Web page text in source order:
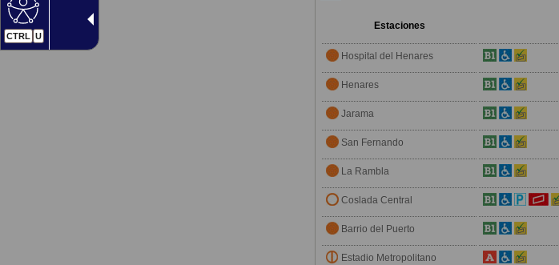
CTRL U
Estaciones
Hospital del Henares
Henares
Jarama
San Fernando
La Rambla
Coslada Central
Barrio del Puerto
Estadio Metropolitano